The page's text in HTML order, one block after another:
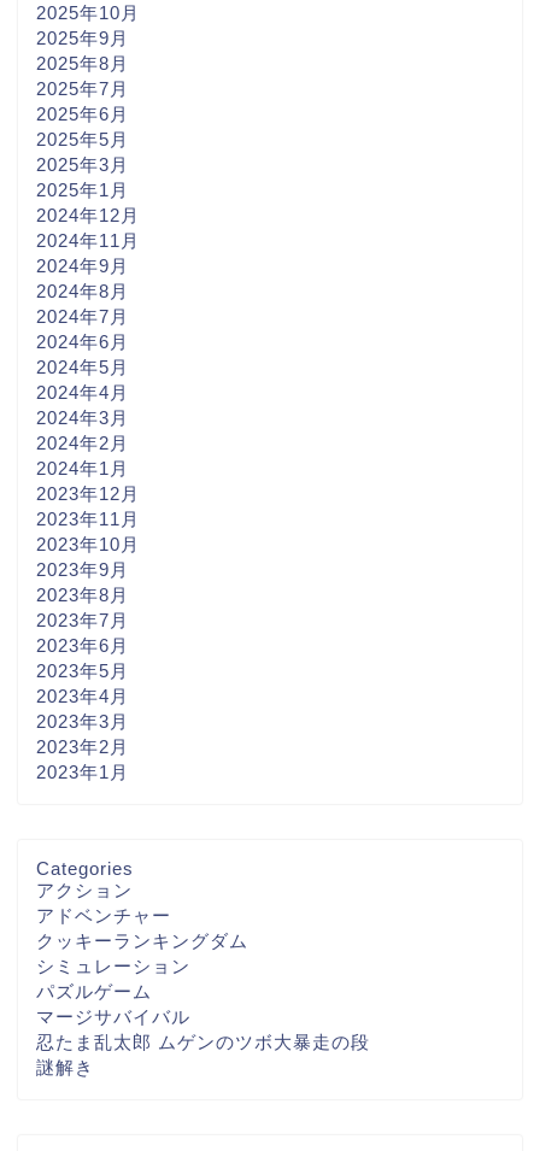
2025年10月
2025年9月
2025年8月
2025年7月
2025年6月
2025年5月
2025年3月
2025年1月
2024年12月
2024年11月
2024年9月
2024年8月
2024年7月
2024年6月
2024年5月
2024年4月
2024年3月
2024年2月
2024年1月
2023年12月
2023年11月
2023年10月
2023年9月
2023年8月
2023年7月
2023年6月
2023年5月
2023年4月
2023年3月
2023年2月
2023年1月
Categories
アクション
アドベンチャー
クッキーランキングダム
シミュレーション
パズルゲーム
マージサバイバル
忍たま乱太郎 ムゲンのツボ大暴走の段
謎解き